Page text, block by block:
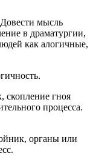
мысль
в драматургии,
как алогичные,
гноя
процесса.
органы или